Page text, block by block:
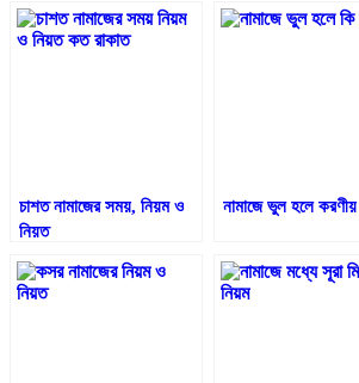
চাশত নামাজের সময়, নিয়ম ও
নিয়ত
নামাজে ভুল হলে করণীয়